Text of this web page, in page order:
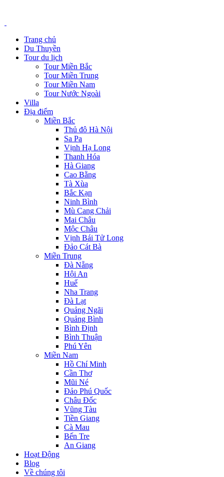
Trang chủ
Du Thuyền
Tour du lịch
Tour Miền Bắc
Tour Miền Trung
Tour Miền Nam
Tour Nước Ngoài
Villa
Địa điểm
Miền Bắc
Thủ đô Hà Nội
Sa Pa
Vịnh Hạ Long
Thanh Hóa
Hà Giang
Cao Bằng
Tà Xùa
Bắc Kạn
Ninh Bình
Mù Cang Chải
Mai Châu
Mộc Châu
Vịnh Bái Tử Long
Đảo Cát Bà
Miền Trung
Đà Nẵng
Hội An
Huế
Nha Trang
Đà Lạt
Quảng Ngãi
Quảng Bình
Bình Định
Bình Thuận
Phú Yên
Miền Nam
Hồ Chí Minh
Cần Thơ
Mũi Né
Đảo Phú Quốc
Châu Đốc
Vũng Tàu
Tiền Giang
Cà Mau
Bến Tre
An Giang
Hoạt Động
Blog
Về chúng tôi